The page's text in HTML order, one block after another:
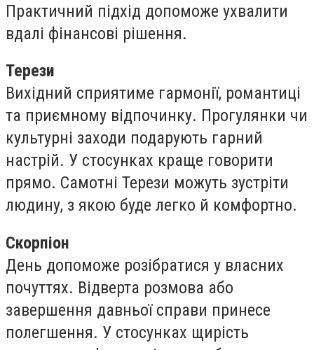
Практичний підхід допоможе ухвалити
вдалі фінансові рішення.
Терези
Вихідний сприятиме гармонії, романтиці
та приємному відпочинку. Прогулянки чи
культурні заходи подарують гарний
настрій. У стосунках краще говорити
прямо. Самотні Терези можуть зустріти
людину, з якою буде легко й комфортно.
Скорпіон
День допоможе розібратися у власних
почуттях. Відверта розмова або
завершення давньої справи принесе
полегшення. У стосунках щирість